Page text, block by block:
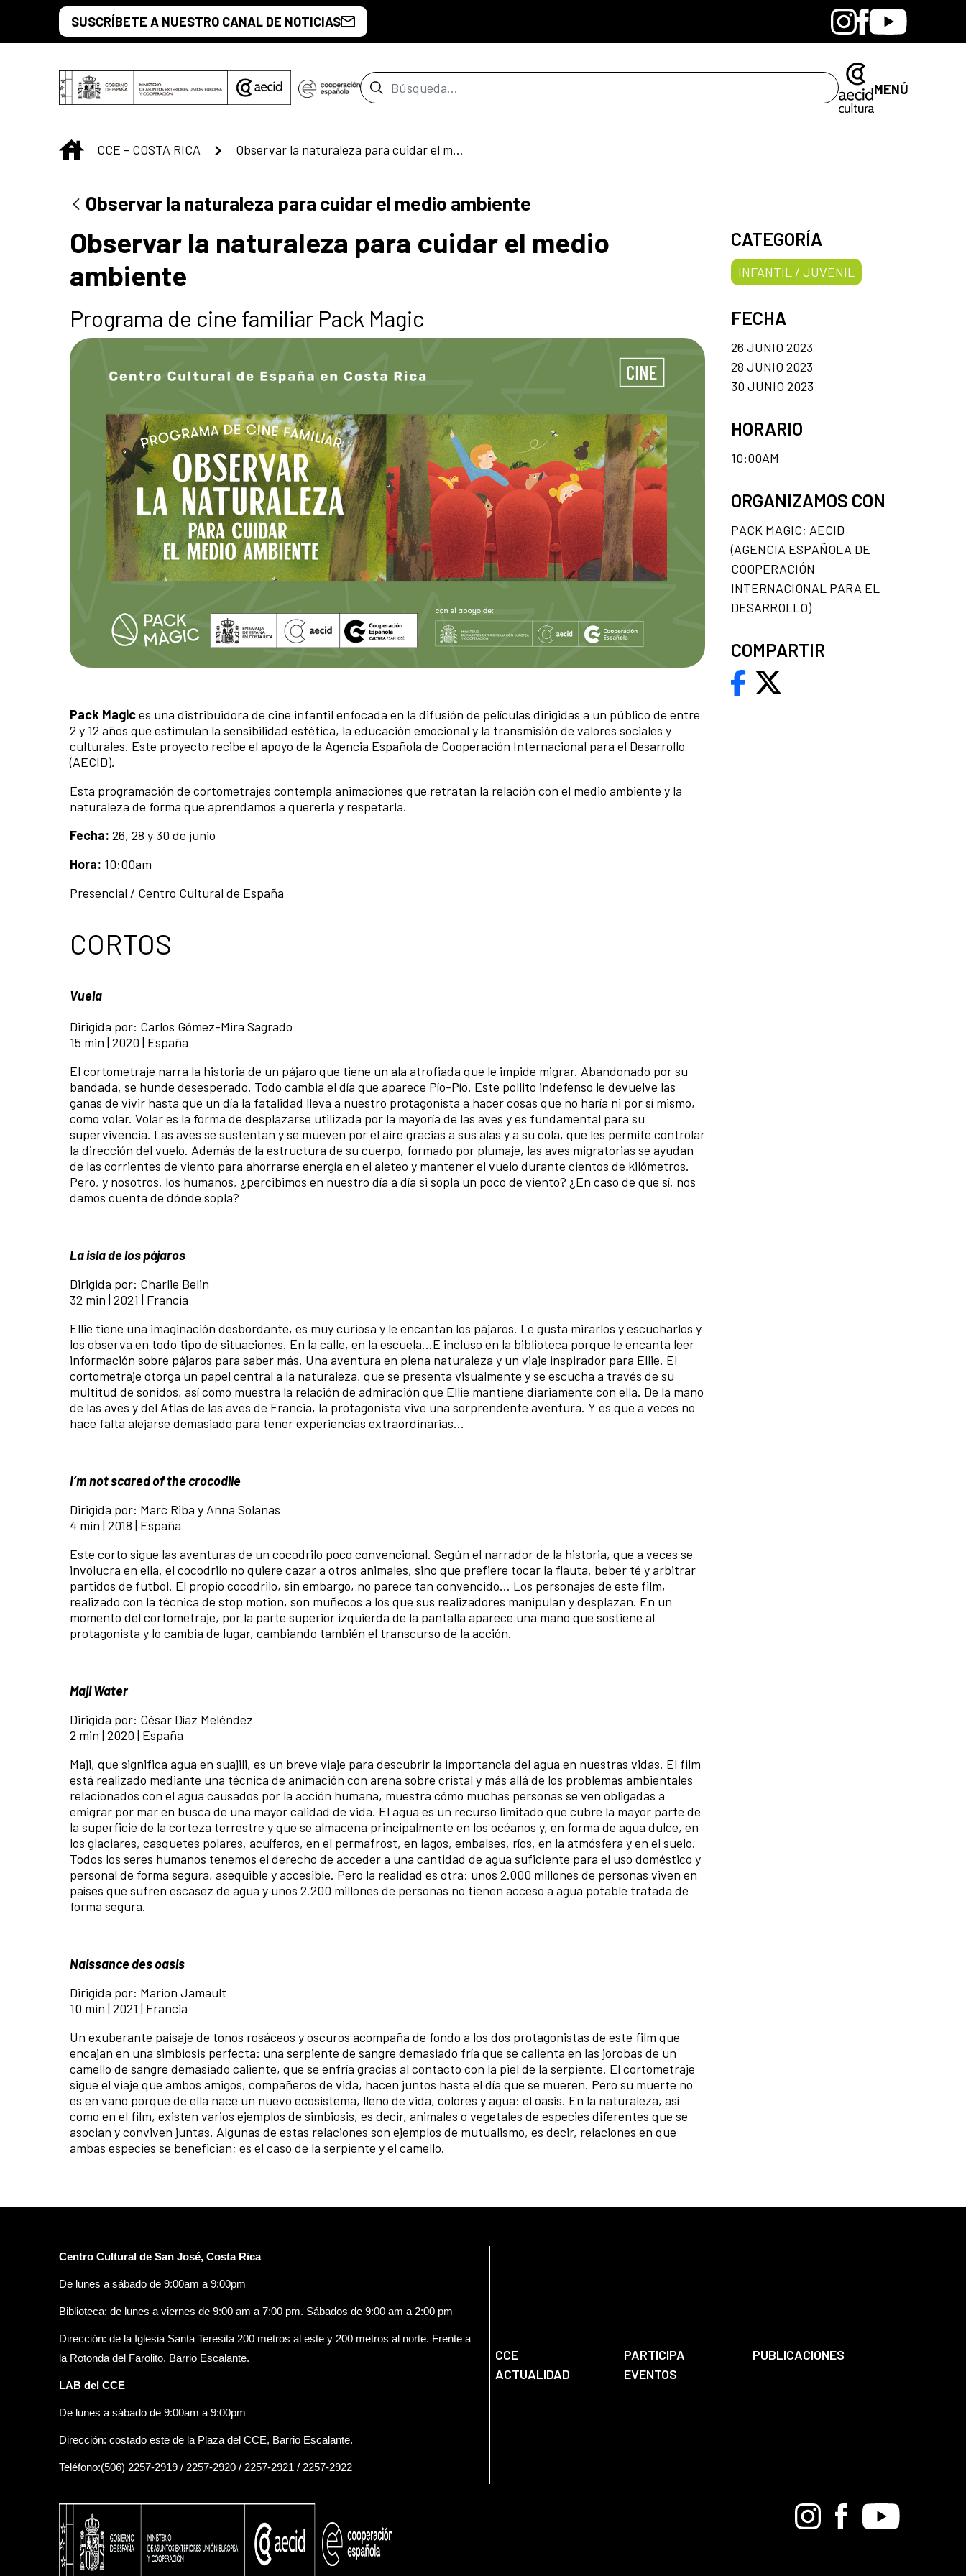
Saltar al contenido principal
SUSCRÍBETE A NUESTRO CANAL DE NOTICIAS BandcampInstagram
Facebook
Youtube
Barra de búsqueda MENÚ
INICIO
CCE - COSTA RICA Observar la naturaleza para cuidar el medio ambiente
Observar la naturaleza para cuidar el medio ambiente
Observar la naturaleza para cuidar el medio
ambiente
Programa de cine familiar Pack Magic
Pack Magices una distribuidora de cine infantil enfocada en la difusión de películas dirigidas a un público de entre
2 y 12 años que estimulan la sensibilidad estética, la educación emocional y la transmisión de valores sociales y
culturales. Este proyecto recibe el apoyo de la Agencia Española de Cooperación Internacional para el Desarrollo
(AECID).
Esta programación de cortometrajes contempla animaciones que retratan la relación con el medio ambiente y la
naturaleza de forma que aprendamos a quererla y respetarla.
Fecha: 26, 28 y 30 de junio
Hora: 10:00am
Presencial / Centro Cultural de España
CORTOS
Vuela
Dirigida por: Carlos Gómez-Mira Sagrado
15 min | 2020 | España
El cortometraje narra la historia de un pájaro que tiene un ala atrofiada que le impide migrar. Abandonado por su
bandada, se hunde desesperado. Todo cambia el día que aparece Pío-Pío. Este pollito indefenso le devuelve las
ganas de vivir hasta que un día la fatalidad lleva a nuestro protagonista a hacer cosas que no haría ni por sí mismo,
como volar. Volar es la forma de desplazarse utilizada por la mayoría de las aves y es fundamental para su
supervivencia. Las aves se sustentan y se mueven por el aire gracias a sus alas y a su cola, que les permite controlar
la dirección del vuelo. Además de la estructura de su cuerpo, formado por plumaje, las aves migratorias se ayudan
de las corrientes de viento para ahorrarse energía en el aleteo y mantener el vuelo durante cientos de kilómetros.
Pero, y nosotros, los humanos, ¿percibimos en nuestro día a día si sopla un poco de viento? ¿En caso de que sí, nos
damos cuenta de dónde sopla?
La isla de los pájaros
Dirigida por: Charlie Belin
32 min | 2021 | Francia
Ellie tiene una imaginación desbordante, es muy curiosa y le encantan los pájaros. Le gusta mirarlos y escucharlos y
los observa en todo tipo de situaciones. En la calle, en la escuela...E incluso en la biblioteca porque le encanta leer
información sobre pájaros para saber más. Una aventura en plena naturaleza y un viaje inspirador para Ellie. El
cortometraje otorga un papel central a la naturaleza, que se presenta visualmente y se escucha a través de su
multitud de sonidos, así como muestra la relación de admiración que Ellie mantiene diariamente con ella. De la mano
de las aves y del Atlas de las aves de Francia, la protagonista vive una sorprendente aventura. Y es que a veces no
hace falta alejarse demasiado para tener experiencias extraordinarias...
I’m not scared of the crocodile
Dirigida por: Marc Riba y Anna Solanas
4 min | 2018 | España
Este corto sigue las aventuras de un cocodrilo poco convencional. Según el narrador de la historia, que a veces se
involucra en ella, el cocodrilo no quiere cazar a otros animales, sino que prefiere tocar la flauta, beber té y arbitrar
partidos de futbol. El propio cocodrilo, sin embargo, no parece tan convencido... Los personajes de este film,
realizado con la técnica de stop motion, son muñecos a los que sus realizadores manipulan y desplazan. En un
momento del cortometraje, por la parte superior izquierda de la pantalla aparece una mano que sostiene al
protagonista y lo cambia de lugar, cambiando también el transcurso de la acción.
Maji Water
Dirigida por: César Díaz Meléndez
2 min | 2020 | España
Maji, que significa agua en suajili, es un breve viaje para descubrir la importancia del agua en nuestras vidas. El film
está realizado mediante una técnica de animación con arena sobre cristal y más allá de los problemas ambientales
relacionados con el agua causados por la acción humana, muestra cómo muchas personas se ven obligadas a
emigrar por mar en busca de una mayor calidad de vida. El agua es un recurso limitado que cubre la mayor parte de
la superficie de la corteza terrestre y que se almacena principalmente en los océanos y, en forma de agua dulce, en
los glaciares, casquetes polares, acuíferos, en el permafrost, en lagos, embalses, ríos, en la atmósfera y en el suelo.
Todos los seres humanos tenemos el derecho de acceder a una cantidad de agua suficiente para el uso doméstico y
personal de forma segura, asequible y accesible. Pero la realidad es otra: unos 2.000 millones de personas viven en
países que sufren escasez de agua y unos 2.200 millones de personas no tienen acceso a agua potable tratada de
forma segura.
Naissance des oasis
Dirigida por: Marion Jamault
10 min | 2021 | Francia
Un exuberante paisaje de tonos rosáceos y oscuros acompaña de fondo a los dos protagonistas de este film que
encajan en una simbiosis perfecta: una serpiente de sangre demasiado fría que se calienta en las jorobas de un
camello de sangre demasiado caliente, que se enfría gracias al contacto con la piel de la serpiente. El cortometraje
sigue el viaje que ambos amigos, compañeros de vida, hacen juntos hasta el día que se mueren. Pero su muerte no
es en vano porque de ella nace un nuevo ecosistema, lleno de vida, colores y agua: el oasis. En la naturaleza, así
como en el film, existen varios ejemplos de simbiosis, es decir, animales o vegetales de especies diferentes que se
asocian y conviven juntas. Algunas de estas relaciones son ejemplos de mutualismo, es decir, relaciones en que
ambas especies se benefician; es el caso de la serpiente y el camello.
CATEGORÍA
INFANTIL / JUVENIL
FECHA
26 JUNIO 2023
28 JUNIO 2023
30 JUNIO 2023
HORARIO
10:00AM
ORGANIZAMOS CON
PACK MAGIC; AECID
(AGENCIA ESPAÑOLA DE
COOPERACIÓN
INTERNACIONAL PARA EL
DESARROLLO)
COMPARTIR
Centro Cultural de San José, Costa Rica
De lunes a sábado de 9:00am a 9:00pm
Biblioteca: de lunes a viernes de 9:00 am a 7:00 pm. Sábados de 9:00 am a 2:00 pm
Dirección: de la Iglesia Santa Teresita 200 metros al este y 200 metros al norte. Frente a
la Rotonda del Farolito. Barrio Escalante.
LAB del CCE
De lunes a sábado de 9:00am a 9:00pm
Dirección: costado este de la Plaza del CCE, Barrio Escalante.
Teléfono:(506) 2257-2919 / 2257-2920 / 2257-2921 / 2257-2922
CCE PARTICIPA
PUBLICACIONES
ACTUALIDAD
EVENTOS
BandcampInstagramFacebook
Youtube